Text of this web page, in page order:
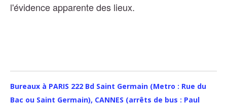
l'évidence apparente des lieux.
Bureaux à PARIS 222 Bd Saint Germain (Metro : Rue du
Bac ou Saint Germain), CANNES (arrêts de bus : Paul